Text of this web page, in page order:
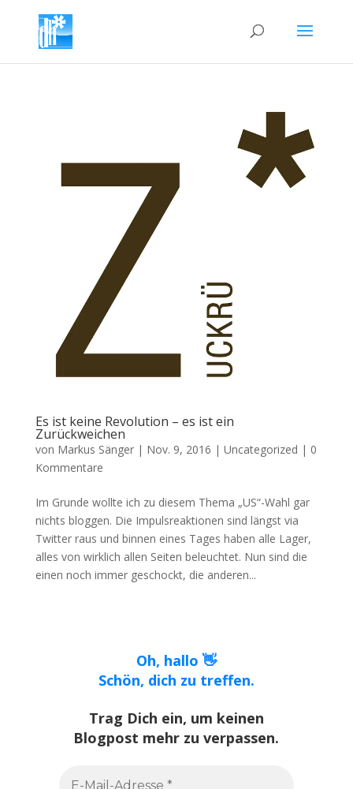
Es ist keine Revolution – es ist ein
Zurückweichen
von Markus Sänger| Nov. 9, 2016 | Uncategorized | 0
Kommentare
Im Grunde wollte ich zu diesem Thema „US“-Wahl gar
nichts bloggen. Die Impulsreaktionen sind längst via
Twitter raus und binnen eines Tages haben alle Lager,
alles von wirklich allen Seiten beleuchtet. Nun sind die
einen noch immer geschockt, die anderen...
Oh, hallo 👋
Schön, dich zu treffen.
Trag Dich ein, um keinen
Blogpost mehr zu verpassen.